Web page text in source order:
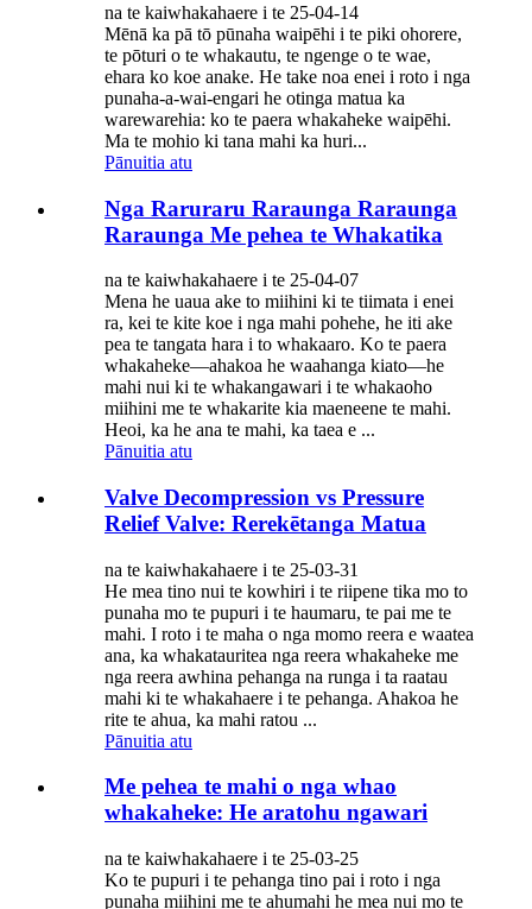
na te kaiwhakahaere i te 25-04-14
Mēnā ka pā tō pūnaha waipēhi i te piki ohorere,
te pōturi o te whakautu, te ngenge o te wae,
ehara ko koe anake. He take noa enei i roto i nga
punaha-a-wai-engari he otinga matua ka
warewarehia: ko te paera whakaheke waipēhi.
Ma te mohio ki tana mahi ka huri...
Pānuitia atu
Nga Raruraru Raraunga Raraunga
Raraunga Me pehea te Whakatika
na te kaiwhakahaere i te 25-04-07
Mena he uaua ake to miihini ki te tiimata i enei
ra, kei te kite koe i nga mahi pohehe, he iti ake
pea te tangata hara i to whakaaro. Ko te paera
whakaheke—ahakoa he waahanga kiato—he
mahi nui ki te whakangawari i te whakaoho
miihini me te whakarite kia maeneene te mahi.
Heoi, ka he ana te mahi, ka taea e ...
Pānuitia atu
Valve Decompression vs Pressure
Relief Valve: Rerekētanga Matua
na te kaiwhakahaere i te 25-03-31
He mea tino nui te kowhiri i te riipene tika mo to
punaha mo te pupuri i te haumaru, te pai me te
mahi. I roto i te maha o nga momo reera e waatea
ana, ka whakatauritea nga reera whakaheke me
nga reera awhina pehanga na runga i ta raatau
mahi ki te whakahaere i te pehanga. Ahakoa he
rite te ahua, ka mahi ratou ...
Pānuitia atu
Me pehea te mahi o nga whao
whakaheke: He aratohu ngawari
na te kaiwhakahaere i te 25-03-25
Ko te pupuri i te pehanga tino pai i roto i nga
punaha miihini me te ahumahi he mea nui mo te